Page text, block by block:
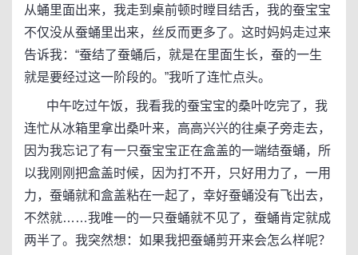
从蛹里面出来，我走到桌前顿时瞠目结舌，我的蚕宝宝
不仅没从蚕蛹里出来，丝反而更多了。这时妈妈走过来
告诉我：“蚕结了蚕蛹后，就是在里面生长，蚕的一生
就是要经过这一阶段的。”我听了连忙点头。
中午吃过午饭，我看我的蚕宝宝的桑叶吃完了，我
连忙从冰箱里拿出桑叶来，高高兴兴的往桌子旁走去，
因为我忘记了有一只蚕宝宝正在盒盖的一端结蚕蛹，所
以我刚刚把盒盖时候，因为打不开，只好用力了，一用
力，蚕蛹就和盒盖粘在一起了，幸好蚕蛹没有飞出去，
不然就……我唯一的一只蚕蛹就不见了，蚕蛹肯定就成
两半了。我突然想：如果我把蚕蛹剪开来会怎么样呢？